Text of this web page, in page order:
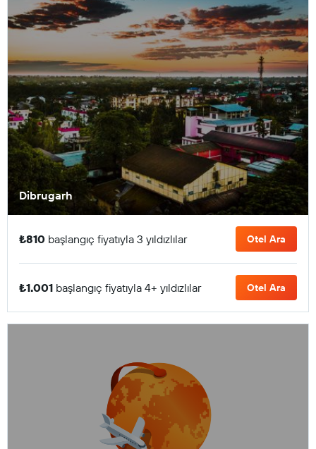
Dibrugarh
₺810 başlangıç fiyatıyla 3 yıldızlılar Otel Ara
₺1.001 başlangıç fiyatıyla 4+ yıldızlılar Otel Ara